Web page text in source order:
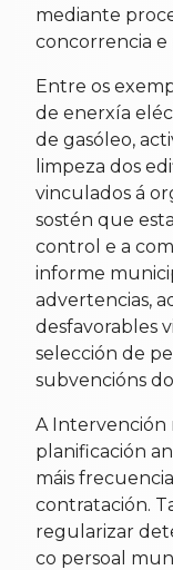
mediante
concorrencia e
Entre os
de enerxía
de gasóleo,
limpeza dos
vinculados á
sostén que
control e a
informe
advertencias,
desfavorables
selección de
subvencións
A Intervención
planificación
máis
contratación.
regularizar
co persoal